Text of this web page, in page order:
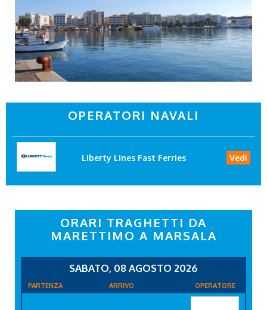
OPERATORI NAVALI
Liberty Lines Fast Ferries Vedi
ORARI TRAGHETTI DA
MARETTIMO A MARSALA
SABATO, 08 AGOSTO 2026
PARTENZA ARRIVO OPERATORE